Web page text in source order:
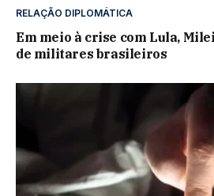
RELAÇÃO DIPLOMÁTICA
Em meio à crise com Lula,
de militares brasileiros